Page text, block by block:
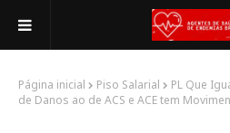
Página inicial Piso Salarial
PL Que
de Danos ao de ACS e ACE tem